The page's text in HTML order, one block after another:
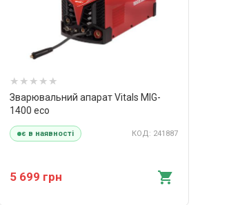
Зварювальний апарат Vitals MIG-
1400 есо
є в наявності КОД: 241887
5 699 грн